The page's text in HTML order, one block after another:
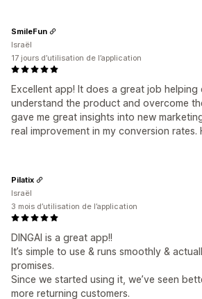
Excellent app! It does a great job helping
understand the product and overcome
gave me great insights into new
real improvement in my conversion rates.
SmileFun
Israël
17 jours d’utilisation de l’application
DINGAI is a great app!!
It’s simple to use & runs smoothly &
promises.
Since we started using it, we’ve seen
more returning customers.
Pilatix
Israël
3 mois d’utilisation de l’application